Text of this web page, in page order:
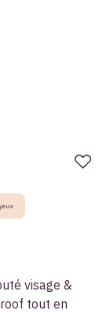
visage &
tout en